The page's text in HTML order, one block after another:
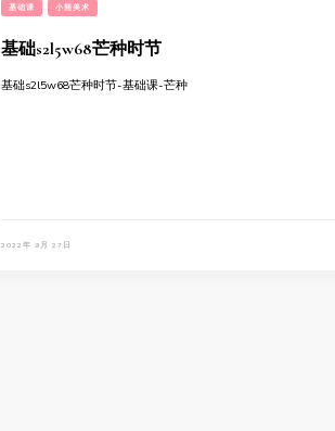
基础课 小熊美术
基础s2l5w68芒种时节
基础s2l5w68芒种时节-基础课-芒种
2022年 9月 27日